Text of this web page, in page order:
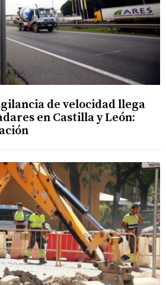
de velocidad llega
en Castilla y León: